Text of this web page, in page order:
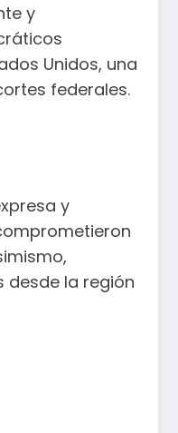
y
Unidos, una
federales.
y
desde la región